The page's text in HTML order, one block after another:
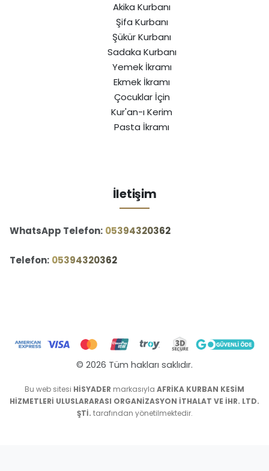
Akika Kurbanı
Şifa Kurbanı
Şükür Kurbanı
Sadaka Kurbanı
Yemek İkramı
Ekmek İkramı
Çocuklar İçin
Kur'an-ı Kerim
Pasta İkramı
İletişim
WhatsApp Telefon: ‪05394320362‬
Telefon: ‪05394320362‬
© 2026 Tüm hakları saklıdır.
Bu web sitesi HİSYADER markasıyla AFRİKA KURBAN KESİM
HİZMETLERİ ULUSLARARASI ORGANİZASYON İTHALAT VE İHR. LTD.
ŞTİ. tarafından yönetilmektedir.